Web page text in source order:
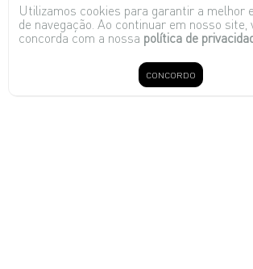
Utilizamos cookies para garantir a melhor
de navegação. Ao continuar em nosso site,
concorda com a nossa política de
CONCORDO
ficarem prontos.
Nunca saem iguais. Porque vêm de